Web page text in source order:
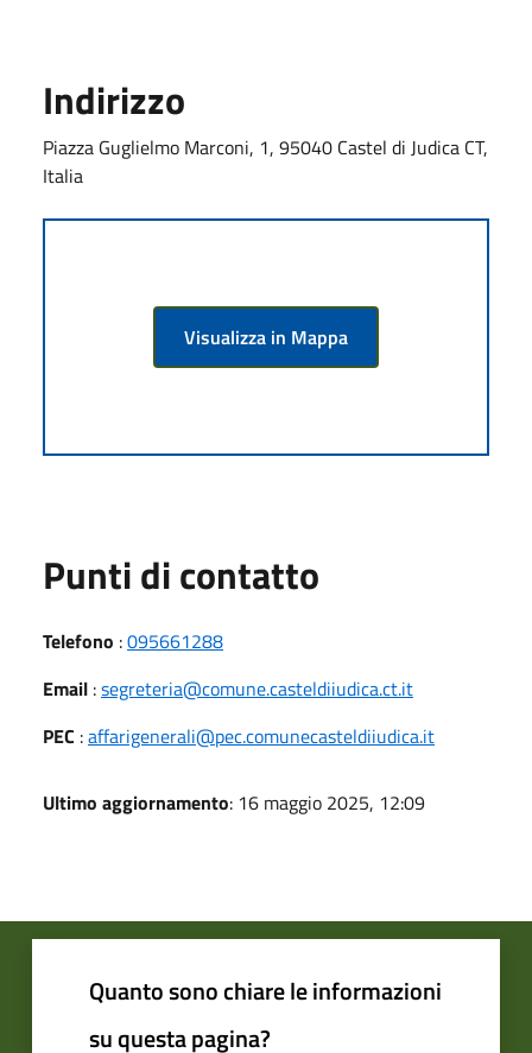
Indirizzo
Piazza Guglielmo Marconi, 1, 95040 Castel di Judica CT,
Italia
Visualizza in Mappa
Punti di contatto
Telefono :095661288
Email :segreteria@comune.casteldiiudica.ct.it
PEC :affarigenerali@pec.comunecasteldiiudica.it
Ultimo aggiornamento: 16 maggio 2025, 12:09
Quanto sono chiare le informazioni
su questa pagina?